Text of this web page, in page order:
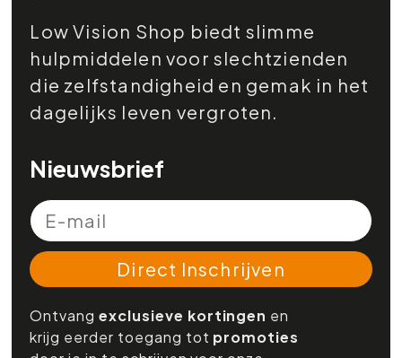
Low Vision Shop biedt slimme
hulpmiddelen voor slechtzienden
die zelfstandigheid en gemak in het
dagelijks leven vergroten.
Nieuwsbrief
Direct Inschrijven
Ontvangexclusieve kortingen en
krijg eerder toegang tot promoties